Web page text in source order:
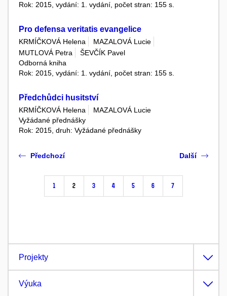
Rok: 2015, vydání: 1. vydání, počet stran: 155 s.
Pro defensa veritatis evangelice
KRMÍČKOVÁ Helena
MAZALOVÁ Lucie
MUTLOVÁ Petra
ŠEVČÍK Pavel
Odborná kniha
Rok: 2015, vydání: 1. vydání, počet stran: 155 s.
Předchůdci husitství
KRMÍČKOVÁ Helena
MAZALOVÁ Lucie
Vyžádané přednášky
Rok: 2015, druh: Vyžádané přednášky
Předchozí
1 2 3 4 5 6 7
Další
Projekty
Výuka